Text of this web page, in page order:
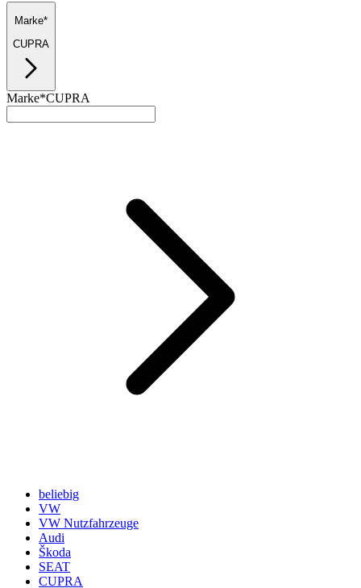
Marke*
CUPRA
Marke*CUPRA
beliebig
VW
VW Nutzfahrzeuge
Audi
Škoda
SEAT
CUPRA